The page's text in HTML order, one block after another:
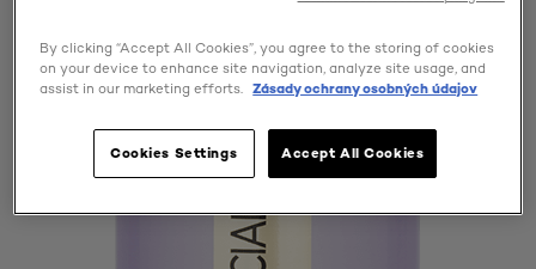
By clicking “Accept All Cookies”, you agree to the storing of cookies
on your device to enhance site navigation, analyze site usage, and
assist in our marketing efforts. Zásady ochrany osobných údajov
Cookies Settings Accept All Cookies